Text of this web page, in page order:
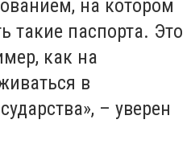
на котором
такие паспорта. Это
как на
в
– уверен